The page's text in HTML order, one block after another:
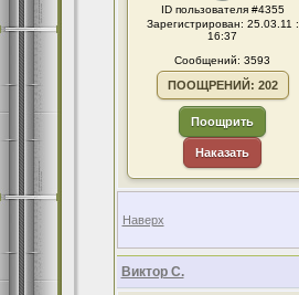
ID пользователя #4355
Зарегистрирован: 25.03.11 :
16:37
Сообщений: 3593
ПООЩРЕНИЙ: 202
Поощрить
Наказать
Наверх
Виктор С.